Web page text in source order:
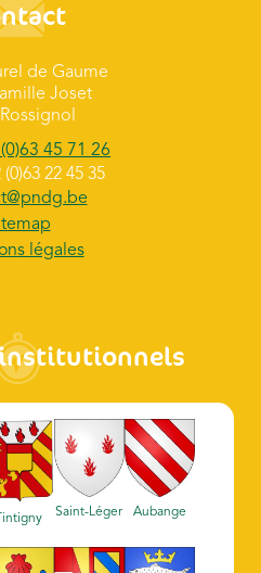
de Gaume
Joset
45 71 26
22 45 35
légales
institutionnels
Tintigny Saint-Léger Aubange